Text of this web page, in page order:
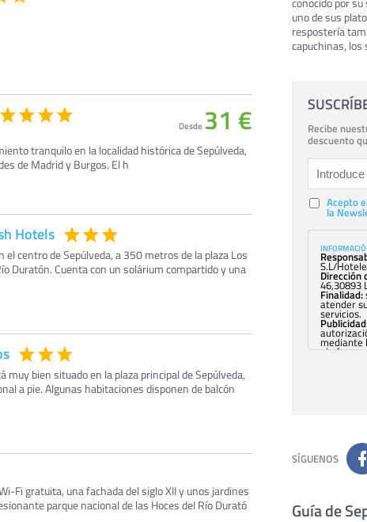
tranquilo en la localidad histórica de Sepúlveda,
de Madrid y Burgos. El h
Desde 31 €
Hotels
centro de Sepúlveda, a 350 metros de la plaza Los
Duratón. Cuenta con un solárium compartido y una
muy bien situado en la plaza principal de Sepúlveda,
a pie. Algunas habitaciones disponen de balcón
Fi gratuita, una fachada del siglo XII y unos jardines
parque nacional de las Hoces del Río Durató
uno de sus
respostería
capuchinas, los
Recibe
descuento
Acepto
la
S.L/
Dirección
46,30893
Finalidad:
atender
servicios.
mediante
al efecto.
con su
Derechos:
eliminarla,
la
tratamos
SÍGUENOS
Guía de